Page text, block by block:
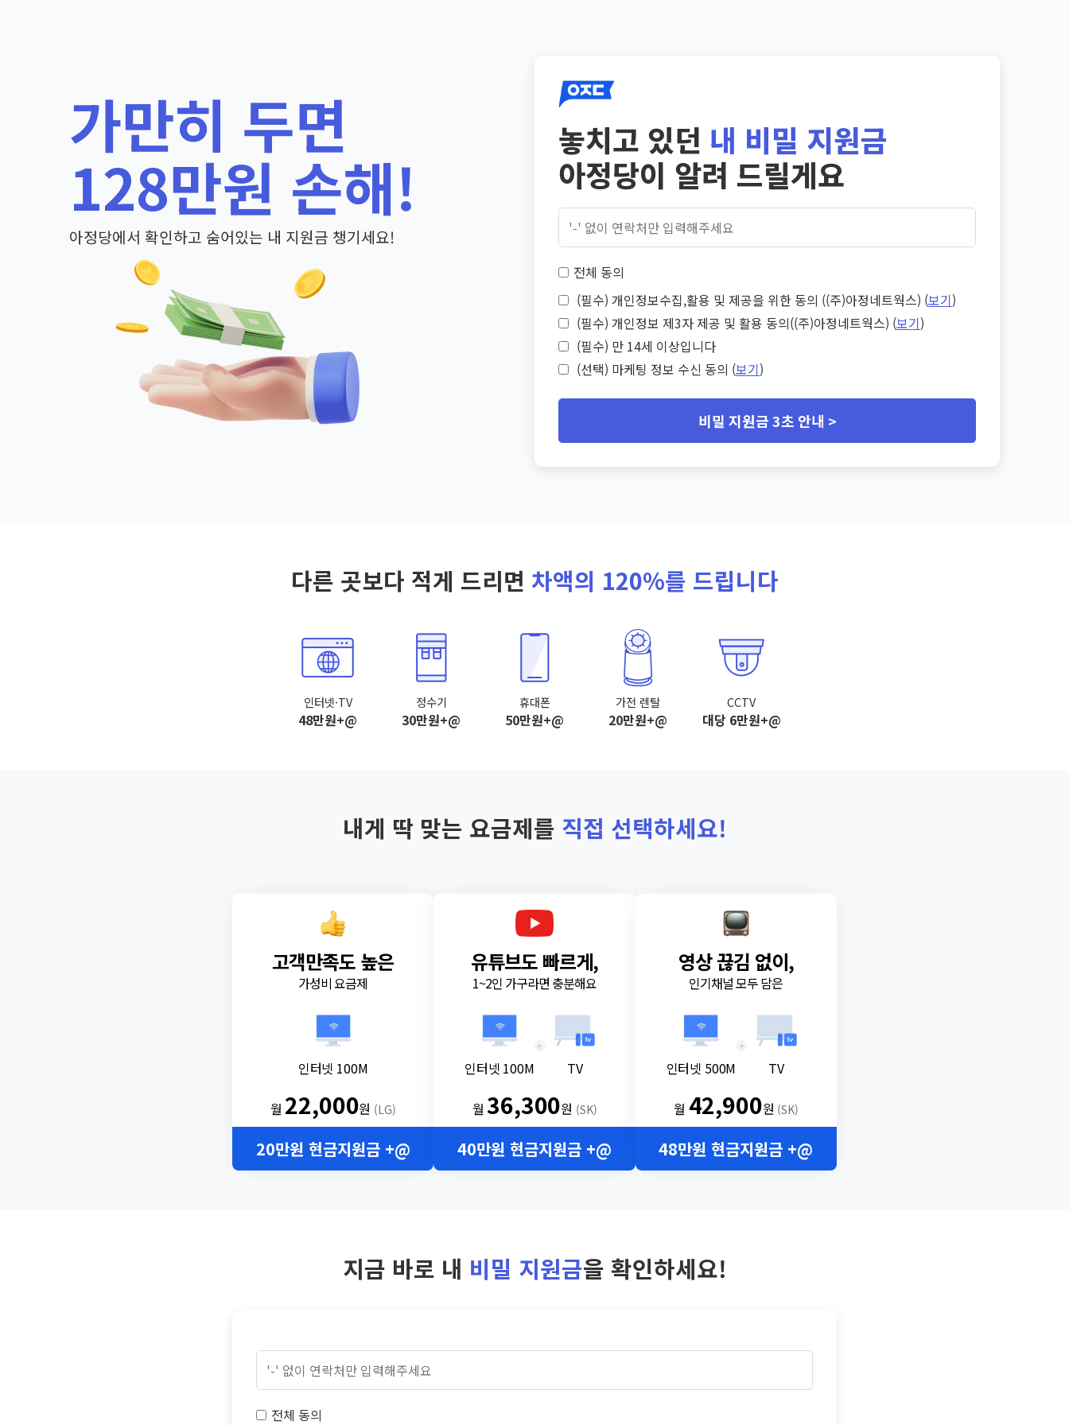
가만히 두면
128만원 손해!
아정당에서 확인하고 숨어있는 내 지원금 챙기세요!
놓치고 있던 내 비밀 지원금
아정당이 알려 드릴게요
전체 동의
(필수) 개인정보수집,활용 및 제공을 위한 동의 ((주)아정네트웍스) (보기)
(필수) 개인정보 제3자 제공 및 활용 동의((주)아정네트웍스) (보기)
(필수) 만 14세 이상입니다
(선택) 마케팅 정보 수신 동의 (보기)
비밀 지원금 3초 안내 >
다른 곳보다 적게 드리면 차액의 120%를 드립니다
인터넷·TV
48만원+@
정수기
30만원+@
휴대폰
50만원+@
가전 렌탈
20만원+@
CCTV
대당 6만원+@
내게 딱 맞는 요금제를 직접 선택하세요!
고객만족도 높은
가성비 요금제
인터넷 100M
월 22,000원 (LG)
20만원 현금지원금 +@
유튜브도 빠르게,
1~2인 가구라면 충분해요
인터넷 100M
+
TV
월36,300원 (SK)
40만원 현금지원금 +@
영상 끊김 없이,
인기채널 모두 담은
인터넷 500M
+
TV
월 42,900원 (SK)
48만원 현금지원금 +@
지금 바로 내 비밀 지원금을 확인하세요!
전체 동의